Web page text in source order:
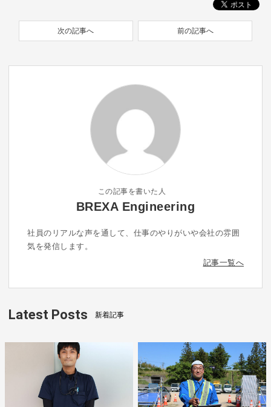
次の記事へ 前の記事へ
この記事を書いた人
BREXA Engineering
社員のリアルな声を通して、仕事のやりがいや会社の雰囲
気を発信します。
記事一覧へ
Latest Posts 新着記事